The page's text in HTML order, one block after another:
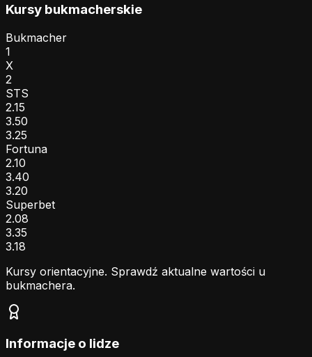
Kursy bukmacherskie
Bukmacher
1
X
2
STS
2.15
3.50
3.25
Fortuna
2.10
3.40
3.20
Superbet
2.08
3.35
3.18
Kursy orientacyjne. Sprawdź aktualne wartości u
bukmachera.
Informacje o lidze